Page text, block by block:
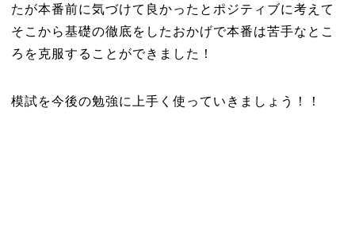
たが本番前に気づけて良かったとポジティブに考えて
そこから基礎の徹底をしたおかげで本番は苦手なとこ
ろを克服することができました！
模試を今後の勉強に上手く使っていきましょう！！